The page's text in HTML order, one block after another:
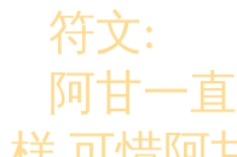
符文:
阿甘一